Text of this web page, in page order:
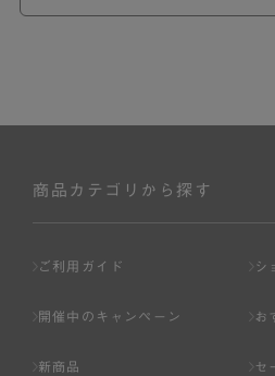
ません。
ページへの入力、または弊社が別
商品カテゴリから探す
ご利用ガイド シ
開催中のキャンペーン お
新商品 セ